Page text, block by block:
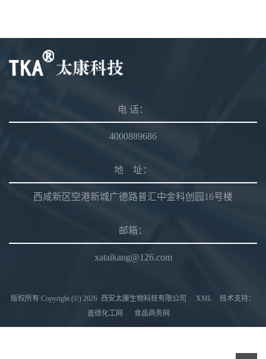
电 话：
4000889686
地 址：
西咸新区空港新城广德路普汇中金科创园16号楼
邮箱：
xataikang@126.com
版权所有 Copyright (©) 2026 西安太康生物科技有限公司 XML
技术支持：
盖德化工网
食品商务网